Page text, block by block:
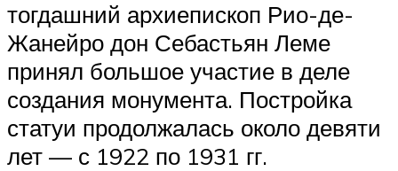
тогдашний архиепископ Рио-де-
Жанейро дон Себастьян Леме
принял большое участие в деле
создания монумента. Постройка
статуи продолжалась около девяти
лет — с 1922 по 1931 гг.